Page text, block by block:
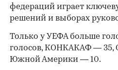
федераций играет
решений и выборах
Только у УЕФА больше
голосов, КОНКАКАФ — 35,
Южной Америки — 10.